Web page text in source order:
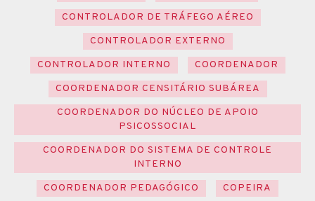
CONTROLADOR DE TRÁFEGO AÉREO
CONTROLADOR EXTERNO
CONTROLADOR INTERNO
COORDENADOR
COORDENADOR CENSITÁRIO SUBÁREA
COORDENADOR DO NÚCLEO DE APOIO
PSICOSSOCIAL
COORDENADOR DO SISTEMA DE CONTROLE
INTERNO
COORDENADOR PEDAGÓGICO
COPEIRA